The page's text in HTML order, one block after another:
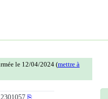
le 12/04/2024 (mettre à
⎘